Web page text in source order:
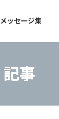
メッセージ集
記事